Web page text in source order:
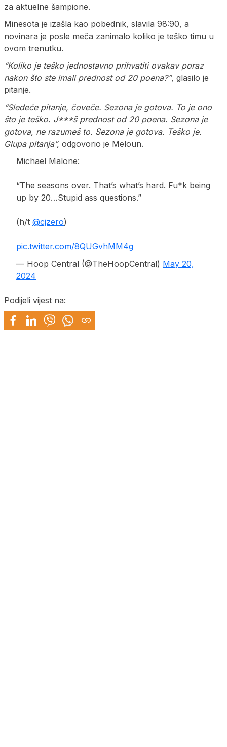
za aktuelne šampione.
Minesota je izašla kao pobednik, slavila 98:90, a
novinara je posle meča zanimalo koliko je teško timu u
ovom trenutku.
“Koliko je teško jednostavno prihvatiti ovakav poraz
nakon što ste imali prednost od 20 poena?”, glasilo je
pitanje.
“Sledeće pitanje, čoveče. Sezona je gotova. To je ono
što je teško. J***š prednost od 20 poena. Sezona je
gotova, ne razumeš to. Sezona je gotova. Teško je.
Glupa pitanja”, odgovorio je Meloun.
Michael Malone:
“The seasons over. That’s what’s hard. Fu*k being
up by 20…Stupid ass questions.”
(h/t @cjzero)
pic.twitter.com/8QUGvhMM4g
— Hoop Central (@TheHoopCentral) May 20,
2024
Podijeli vijest na: